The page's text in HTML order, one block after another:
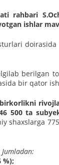
rahbari
ishlar
berilgan
bir qator
500 ta
shaxslarga
%);